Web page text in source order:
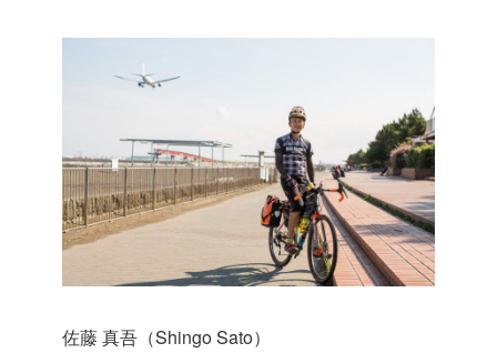
佐藤 真吾（Shingo Sato）